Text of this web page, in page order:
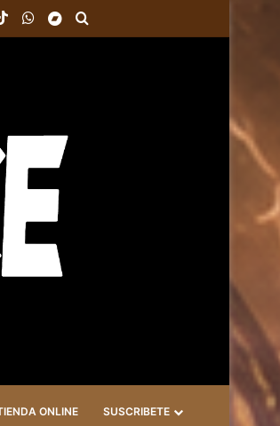
TikTokWhatsAppBandcamp
ONLINE SUSCRIBETE